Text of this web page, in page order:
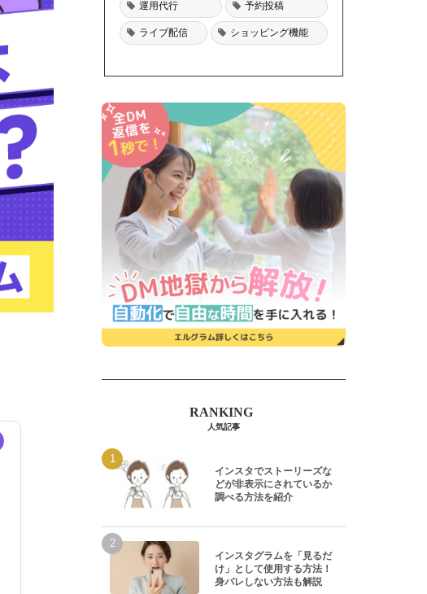
運用代行 予約投稿
ライブ配信 ショッピング機能
人気記事
インスタでストーリーズな
どが非表示にされているか
調べる方法を紹介
インスタグラムを「見るだ
け」として使用する方法！
身バレしない方法も解説